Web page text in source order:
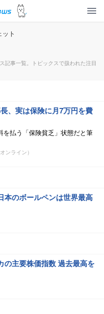
ト
記事一覧。トピックスで扱われた注目
、実は保険に月7万円を費
を払う「保険貧乏」状態だと筆
ンライン）
本のボールペンは世界最高
の主要株価指数 過去最高を